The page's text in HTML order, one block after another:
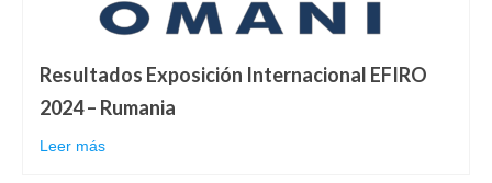
Resultados Exposición Internacional EFIRO
2024 – Rumania
Leer más